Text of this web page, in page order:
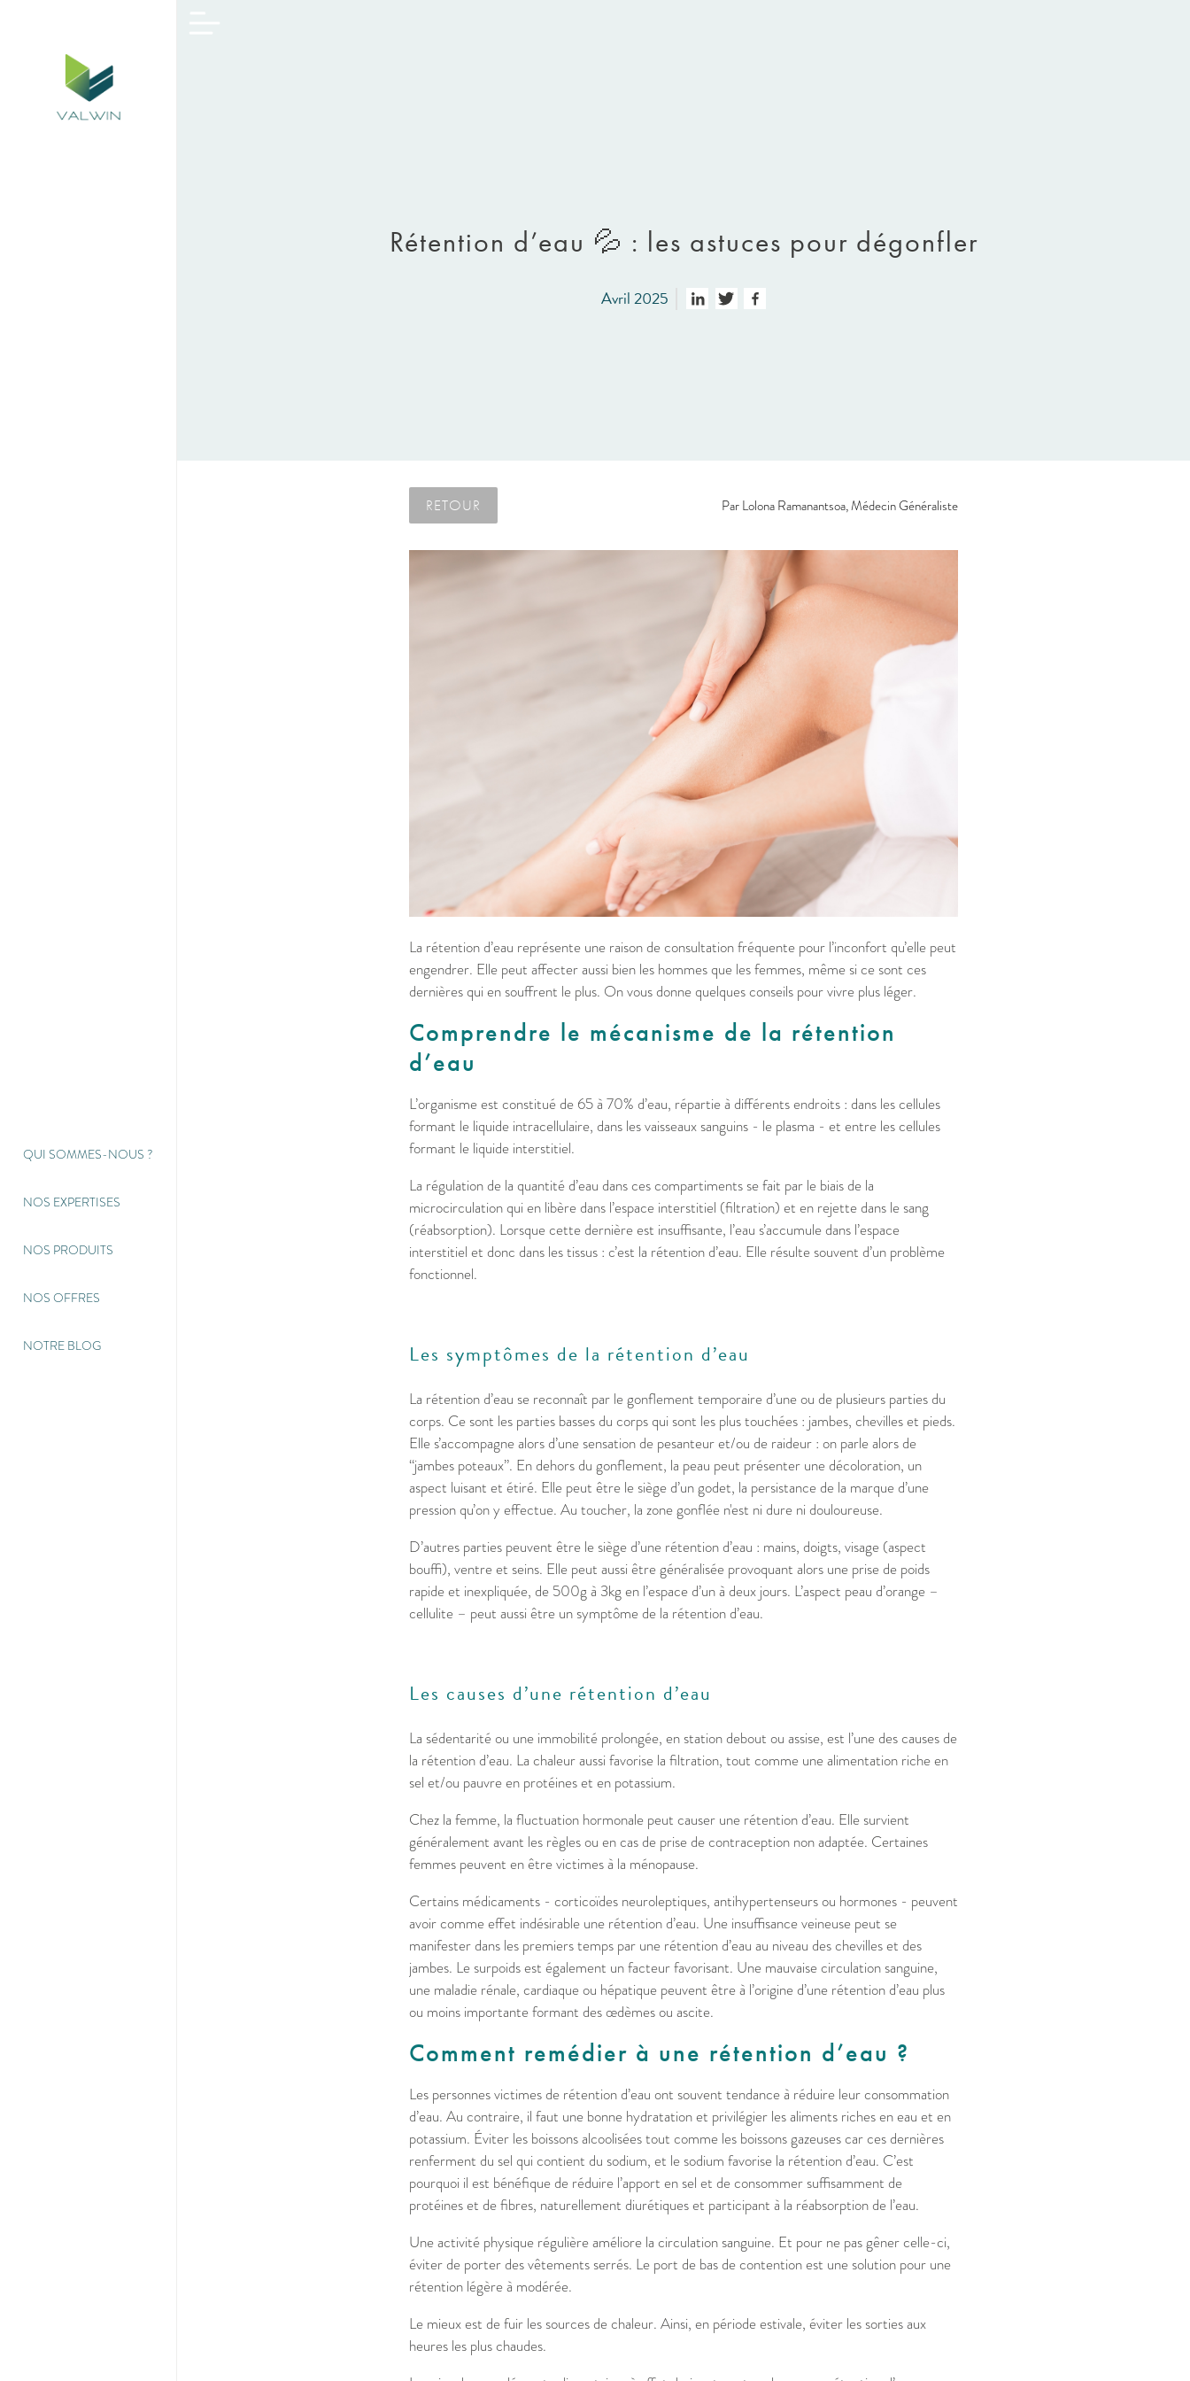
Rétention d’eau 💦 : les astuces pour dégonfler
Avril 2025
RETOUR ParLolona Ramanantsoa, Médecin Généraliste
La rétention d’eau représente une raison de consultation fréquente pour l’inconfort qu’elle peut
engendrer. Elle peut affecter aussi bien les hommes que les femmes, même si ce sont ces
dernières qui en souffrent le plus. On vous donne quelques conseils pour vivre plus léger.
Comprendre le mécanisme de la rétention
d’eau
L’organisme est constitué de 65 à 70% d’eau, répartie à différents endroits : dans les cellules
formant le liquide intracellulaire, dans les vaisseaux sanguins - le plasma - et entre les cellules
formant le liquide interstitiel.
La régulation de la quantité d’eau dans ces compartiments se fait par le biais de la
microcirculation qui en libère dans l’espace interstitiel (filtration) et en rejette dans le sang
(réabsorption). Lorsque cette dernière est insuffisante, l’eau s’accumule dans l’espace
interstitiel et donc dans les tissus : c’est la rétention d’eau. Elle résulte souvent d’un problème
fonctionnel.
Les symptômes de la rétention d’eau
La rétention d’eau se reconnaît par le gonflement temporaire d’une ou de plusieurs parties du
corps. Ce sont les parties basses du corps qui sont les plus touchées : jambes, chevilles et pieds.
Elle s’accompagne alors d’une sensation de pesanteur et/ou de raideur : on parle alors de
“jambes poteaux”. En dehors du gonflement, la peau peut présenter une décoloration, un
aspect luisant et étiré. Elle peut être le siège d’un godet, la persistance de la marque d’une
pression qu’on y effectue. Au toucher, la zone gonflée n'est ni dure ni douloureuse.
D’autres parties peuvent être le siège d’une rétention d’eau : mains, doigts, visage (aspect
bouffi), ventre et seins. Elle peut aussi être généralisée provoquant alors une prise de poids
rapide et inexpliquée, de 500g à 3kg en l’espace d’un à deux jours. L’aspect peau d’orange –
cellulite – peut aussi être un symptôme de la rétention d’eau.
Les causes d’une rétention d’eau
La sédentarité ou une immobilité prolongée, en station debout ou assise, est l’une des causes de
la rétention d’eau. La chaleur aussi favorise la filtration, tout comme une alimentation riche en
sel et/ou pauvre en protéines et en potassium.
Chez la femme, la fluctuation hormonale peut causer une rétention d’eau. Elle survient
généralement avant les règles ou en cas de prise de contraception non adaptée. Certaines
femmes peuvent en être victimes à la ménopause.
Certains médicaments - corticoïdes neuroleptiques, antihypertenseurs ou hormones - peuvent
avoir comme effet indésirable une rétention d’eau. Une insuffisance veineuse peut se
manifester dans les premiers temps par une rétention d’eau au niveau des chevilles et des
jambes. Le surpoids est également un facteur favorisant. Une mauvaise circulation sanguine,
une maladie rénale, cardiaque ou hépatique peuvent être à l’origine d’une rétention d’eau plus
ou moins importante formant des œdèmes ou ascite.
Comment remédier à une rétention d’eau ?
Les personnes victimes de rétention d’eau ont souvent tendance à réduire leur consommation
d’eau. Au contraire, il faut une bonne hydratation et privilégier les aliments riches en eau et en
potassium. Éviter les boissons alcoolisées tout comme les boissons gazeuses car ces dernières
renferment du sel qui contient du sodium, et le sodium favorise la rétention d’eau. C’est
pourquoi il est bénéfique de réduire l’apport en sel et de consommer suffisamment de
protéines et de fibres, naturellement diurétiques et participant à la réabsorption de l’eau.
Une activité physique régulière améliore la circulation sanguine. Et pour ne pas gêner celle-ci,
éviter de porter des vêtements serrés. Le port de bas de contention est une solution pour une
rétention légère à modérée.
Le mieux est de fuir les sources de chaleur. Ainsi, en période estivale, éviter les sorties aux
heures les plus chaudes.
QUI SOMMES-NOUS ?
NOS EXPERTISES
NOS PRODUITS
NOS OFFRES
NOTRE BLOG